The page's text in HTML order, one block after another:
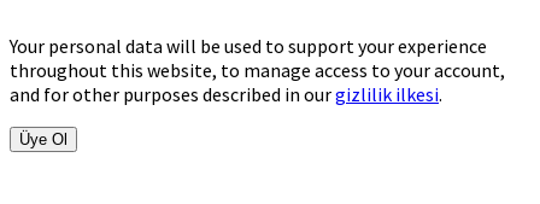
Your personal data will be used to support your experience
throughout this website, to manage access to your account,
and for other purposes described in ourgizlilik ilkesi.
Üye Ol